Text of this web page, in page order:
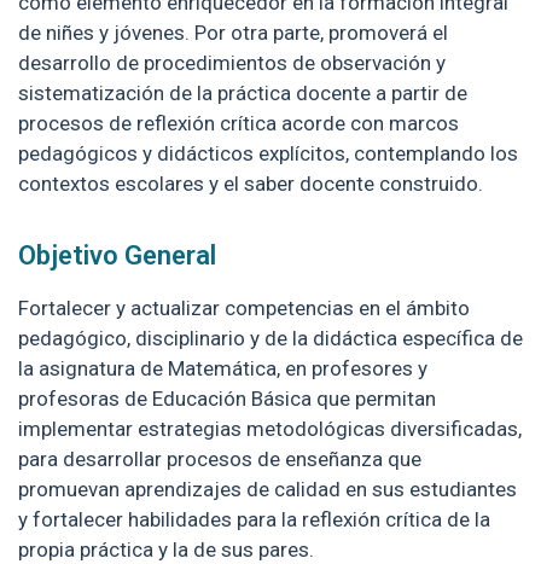
de niñes y jóvenes. Por otra parte, promoverá el
desarrollo de procedimientos de observación y
sistematización de la práctica docente a partir de
procesos de reflexión crítica acorde con marcos
pedagógicos y didácticos explícitos, contemplando los
contextos escolares y el saber docente construido.
Objetivo General
Fortalecer y actualizar competencias en el ámbito
pedagógico, disciplinario y de la didáctica específica de
la asignatura de Matemática, en profesores y
profesoras de Educación Básica que permitan
implementar estrategias metodológicas diversificadas,
para desarrollar procesos de enseñanza que
promuevan aprendizajes de calidad en sus estudiantes
y fortalecer habilidades para la reflexión crítica de la
propia práctica y la de sus pares.